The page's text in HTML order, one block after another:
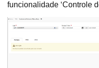
funcionalidade ‘Controle